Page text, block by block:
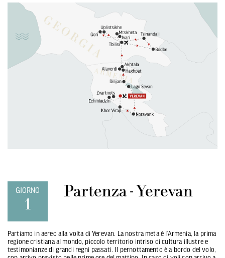
GIORNO
1
Partenza - Yerevan
Partiamo in aereo alla volta di Yerevan. La nostra meta è l’Armenia, la prima
regione cristiana al mondo, piccolo territorio intriso di cultura illustre e
testimonianze di grandi regni passati. Il pernottamento è a bordo del volo,